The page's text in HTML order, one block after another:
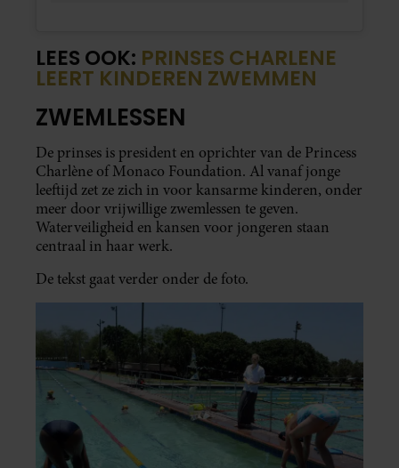
LEES OOK: PRINSES CHARLENE
LEERT KINDEREN ZWEMMEN
ZWEMLESSEN
De prinses is president en oprichter van de Princess
Charlène of Monaco Foundation. Al vanaf jonge
leeftijd zet ze zich in voor kansarme kinderen, onder
meer door vrijwillige zwemlessen te geven.
Waterveiligheid en kansen voor jongeren staan
centraal in haar werk.
De tekst gaat verder onder de foto.